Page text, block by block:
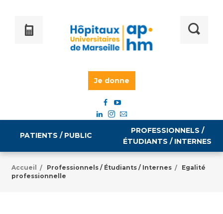
Je donne
PATIENTS / PUBLIC
PROFESSIONNELS /
ÉTUDIANTS / INTERNES
Accueil / Professionnels / Étudiants / Internes /
Egalité
professionnelle